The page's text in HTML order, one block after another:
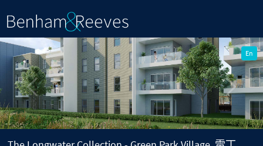
En
P
r
e
v
i
o
u
s
N
e
x
t